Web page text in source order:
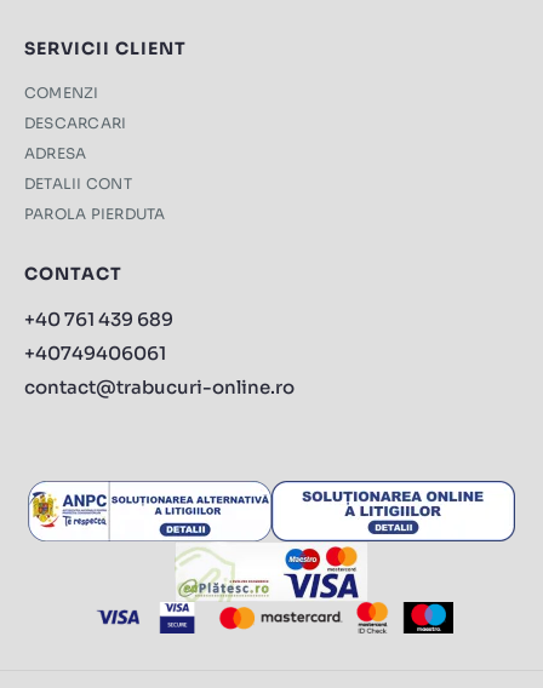
SERVICII CLIENT
COMENZI
DESCARCARI
ADRESA
DETALII CONT
PAROLA PIERDUTA
CONTACT
+40 761 439 689
+40749406061
contact@trabucuri-online.ro